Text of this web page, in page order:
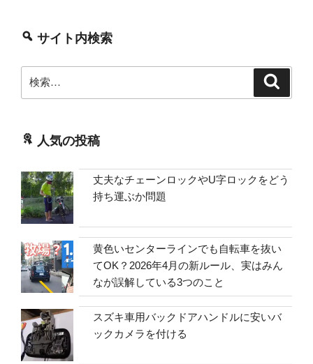
サイト内検索
索:
人気の投稿
丈夫なチェーンロックやU字ロックをどう
持ち運ぶか問題
黄色いセンターラインでも自転車を抜い
てOK？2026年4月の新ルール、実はみん
なが誤解している3つのこと
スズキ車用バックドアハンドルに安いバ
ックカメラを付ける